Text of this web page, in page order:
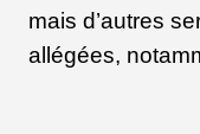
mais d’autres
allégées,